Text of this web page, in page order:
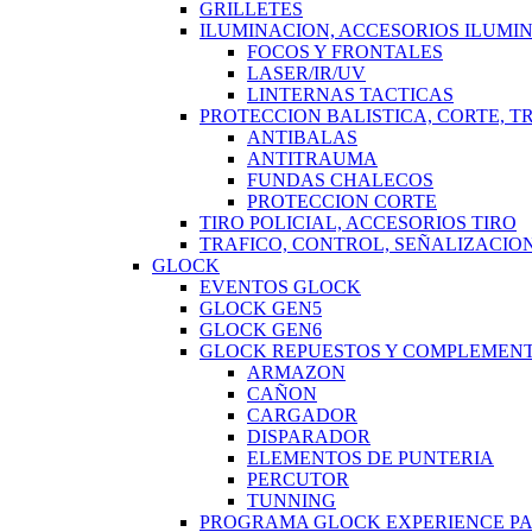
GRILLETES
ILUMINACION, ACCESORIOS
FOCOS Y FRONTALES
LASER/IR/UV
LINTERNAS TACTICAS
PROTECCION BALISTICA, CORTE,
ANTIBALAS
ANTITRAUMA
FUNDAS CHALECOS
PROTECCION CORTE
TIRO POLICIAL, ACCESORIOS TIRO
TRAFICO, CONTROL,
GLOCK
EVENTOS GLOCK
GLOCK GEN5
GLOCK GEN6
GLOCK REPUESTOS Y
ARMAZON
CAÑON
CARGADOR
DISPARADOR
ELEMENTOS DE PUNTERIA
PERCUTOR
TUNNING
PROGRAMA GLOCK EXPERIENCE